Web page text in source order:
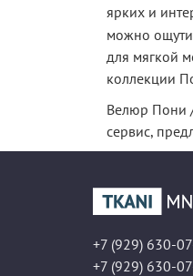
ярких и
можно
для мягкой
коллекции
Велюр Пони /
сервис,
+7 (929) 630-
+7 (929) 630-